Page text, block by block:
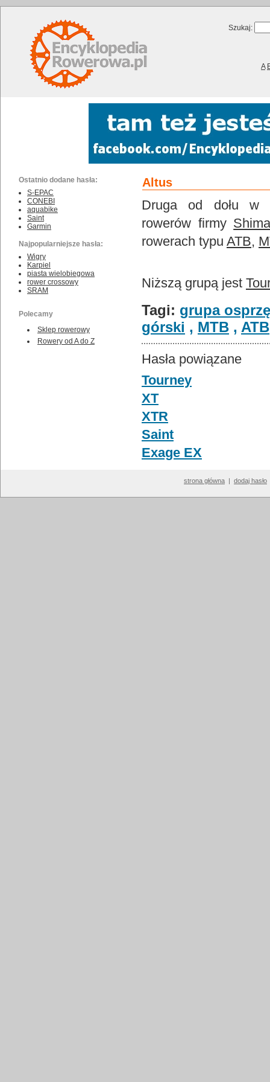
Szukaj:
A
Ostatnio dodane hasła:
S-EPAC
CONEBI
aquabike
Saint
Garmin
Najpopularniejsze hasła:
Wigry
Karpiel
piasta wielobiegowa
rower crossowy
SRAM
Polecamy
Sklep rowerowy
Rowery od A do Z
Altus
Druga od dołu w
rowerów firmy
rowerach typu ATB,
Niższą grupą jest
Tagi: grupa
górski , MTB , ATB
Hasła powiązane
Tourney
XT
XTR
Saint
Exage EX
strona główna | dodaj hasło